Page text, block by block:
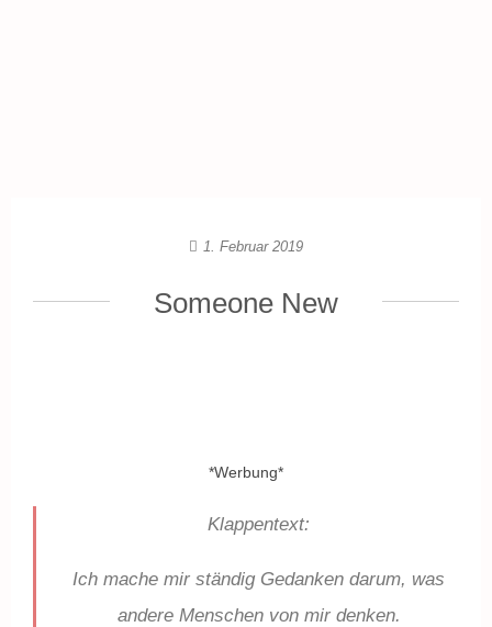
1. Februar 2019
Someone New
*Werbung*
Klappentext:
Ich mache mir ständig Gedanken darum, was
andere Menschen von mir denken.